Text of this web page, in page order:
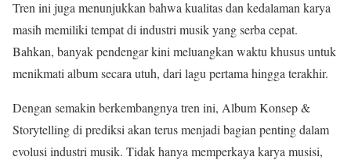
Tren ini juga menunjukkan bahwa kualitas dan kedalaman karya
masih memiliki tempat di industri musik yang serba cepat.
Bahkan, banyak pendengar kini meluangkan waktu khusus untuk
menikmati album secara utuh, dari lagu pertama hingga terakhir.
Dengan semakin berkembangnya tren ini, Album Konsep &
Storytelling di prediksi akan terus menjadi bagian penting dalam
evolusi industri musik. Tidak hanya memperkaya karya musisi,